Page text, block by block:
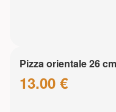
Pizza orientale 26 cm
13.00 €